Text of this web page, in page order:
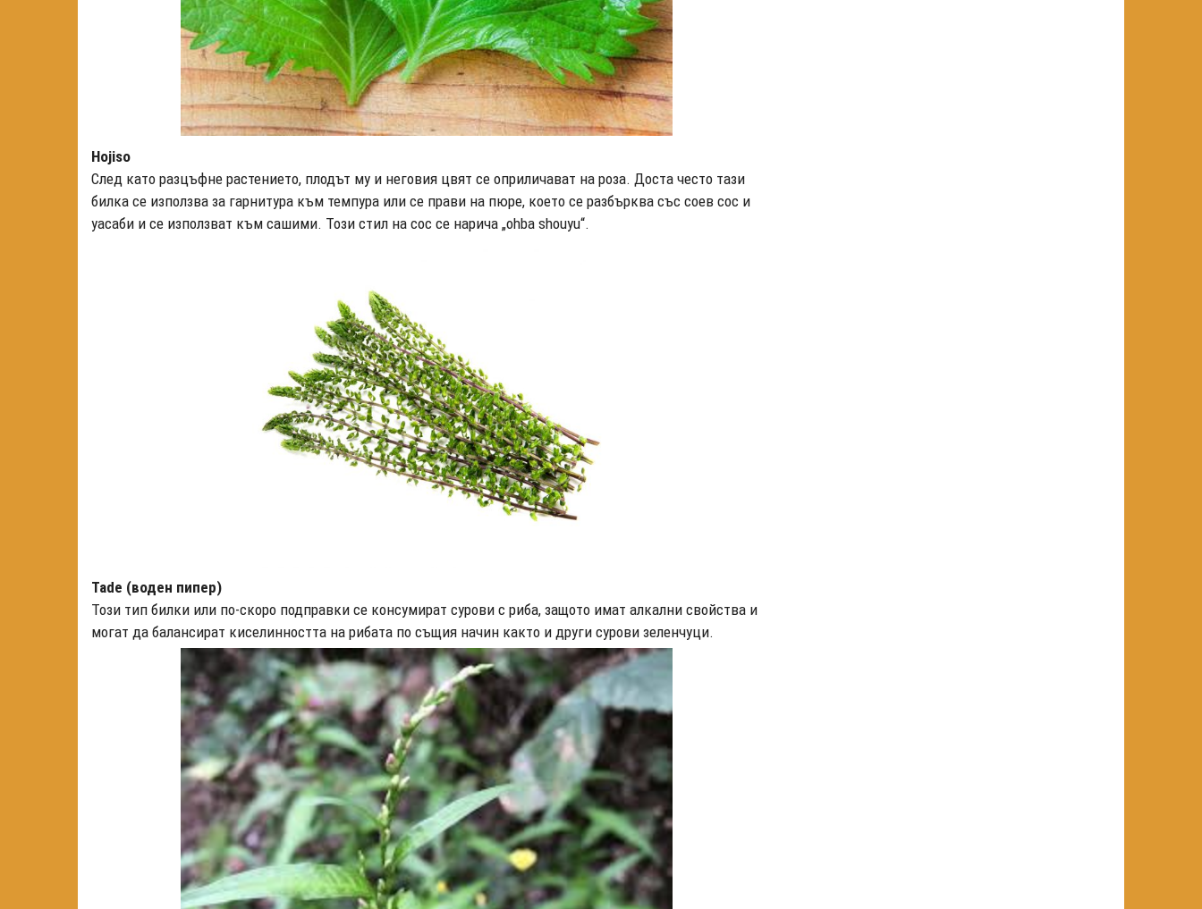
Hojiso
След като разцъфне растението, плодът му и неговия цвят се оприличават на роза. Доста често тази
билка се използва за гарнитура към темпура или се прави на пюре, което се разбърква със соев сос и
уасаби и се използват към сашими. Този стил на сос се нарича „ohba shouyu“.
Tade (воден пипер)
Този тип билки или по-скоро подправки се консумират сурови с риба, защото имат алкални свойства и
могат да балансират киселинността на рибата по същия начин както и други сурови зеленчуци.